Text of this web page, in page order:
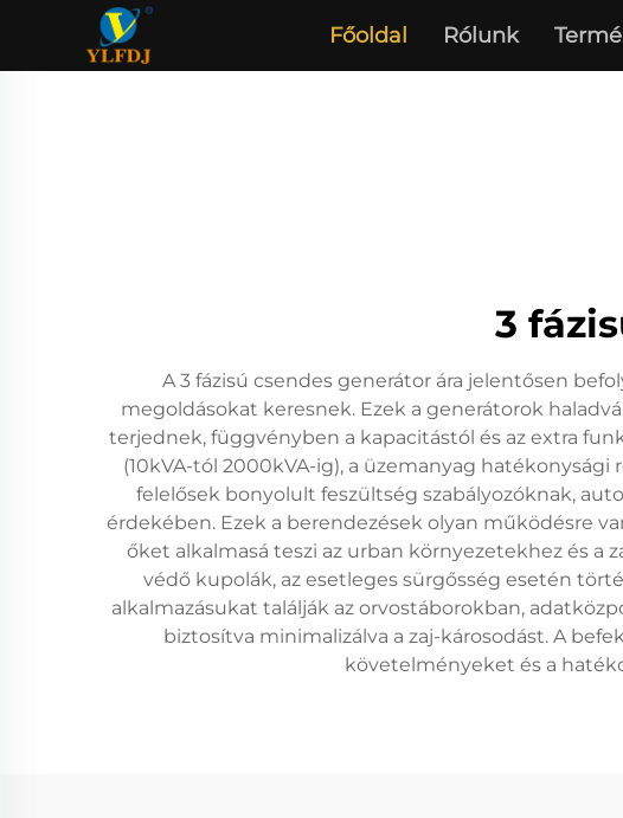
Főoldal Rólunk
3
A 3 fázisú csendes generátor ára jelentősen
megoldásokat keresnek. Ezek a generátorok
terjednek, függvényben a kapacitástól és az extra
(10kVA-tól 2000kVA-ig), a üzemanyag
felelősek bonyolult feszültség szabályozóknak,
érdekében. Ezek a berendezések olyan működésre
őket alkalmasá teszi az urban környezetekhez és a
védő kupolák, az esetleges sürgősség esetén
alkalmazásukat találják az orvostáborokban,
biztosítva minimalizálva a zaj-károsodást. A
követelményeket és a